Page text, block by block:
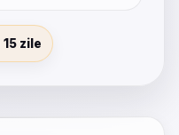
15 zile